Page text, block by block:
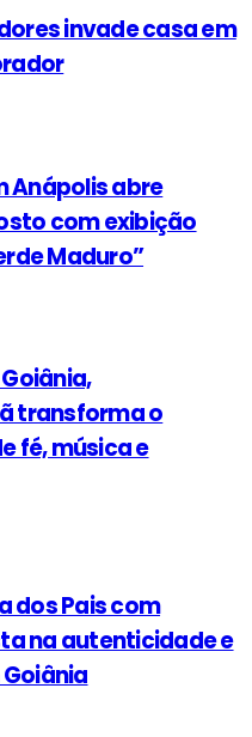
invade casa em
Anápolis abre
com exibição
Maduro”
transforma o
fé, música e
dos Pais com
na autenticidade e